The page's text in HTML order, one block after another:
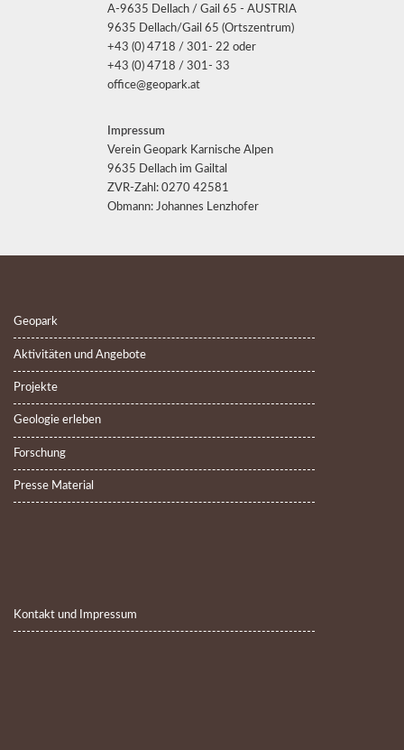
A-9635 Dellach / Gail 65 - AUSTRIA
9635 Dellach/Gail 65 (Ortszentrum)
+43 (0) 4718 / 301- 22 oder
+43 (0) 4718 / 301- 33
office@geopark.at
Impressum
Verein Geopark Karnische Alpen
9635 Dellach im Gailtal
ZVR-Zahl: 0270 42581
Obmann: Johannes Lenzhofer
Geopark
Aktivitäten und Angebote
Projekte
Geologie erleben
Forschung
Presse Material
Kontakt und Impressum